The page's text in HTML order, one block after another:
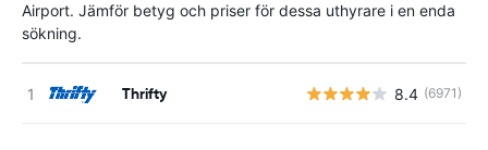
Airport. Jämför betyg och priser för dessa uthyrare i en enda
sökning.
Thrifty 8.4 (6971)